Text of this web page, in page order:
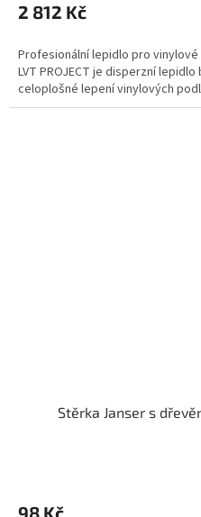
2 812 Kč
Profesionální lepidlo pro vinylové
LVT PROJECT je disperzní
celoplošné lepení vinylových
Stěrka Janser s
98 Kč